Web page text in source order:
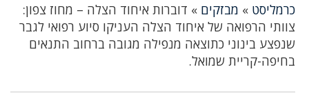
כרמליסט » מבזקים » דוברות איחוד הצלה – מחוז צפון:
צוותי הרפואה של איחוד הצלה העניקו סיוע רפואי לגבר
שנפצע בינוני כתוצאה מנפילה מגובה ברחוב התנאים
בחיפה-קריית שמואל.